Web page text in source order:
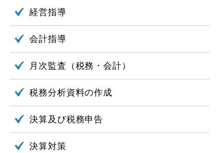
経営指導
会計指導
月次監査 （税務・会計）
税務分析資料の作成
決算及び税務申告
決算対策